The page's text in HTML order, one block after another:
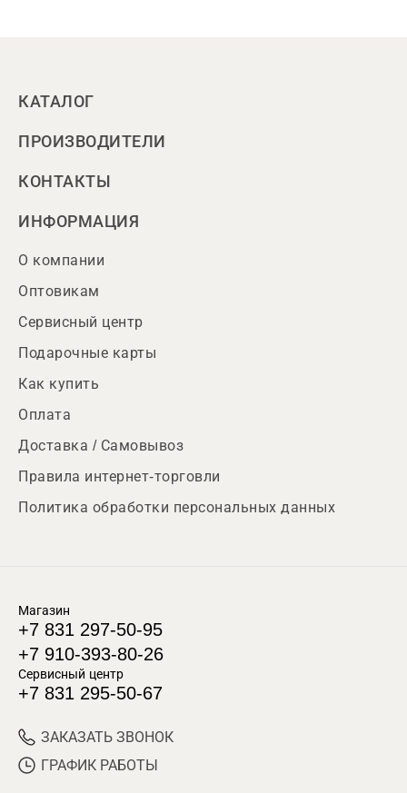
КАТАЛОГ
ПРОИЗВОДИТЕЛИ
КОНТАКТЫ
ИНФОРМАЦИЯ
О компании
Оптовикам
Сервисный центр
Подарочные карты
Как купить
Оплата
Доставка / Самовывоз
Правила интернет-торговли
Политика обработки персональных данных
Магазин
+7 831 297-50-95
+7 910-393-80-26
Сервисный центр
+7 831 295-50-67
ЗАКАЗАТЬ ЗВОНОК
ГРАФИК РАБОТЫ